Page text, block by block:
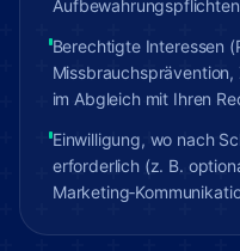
Berechtigte Interessen
im Abgleich mit Ihren
Einwilligung, wo nach
erforderlich (z. B.